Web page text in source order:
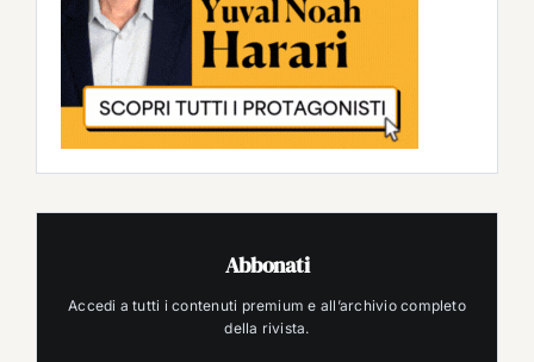
Abbonati
Accedi a tutti i contenuti premium e all’archivio completo
della rivista.